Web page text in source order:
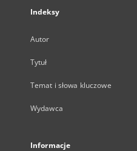
Indeksy
Autor
Tytuł
Temat i słowa kluczowe
Wydawca
Informacje